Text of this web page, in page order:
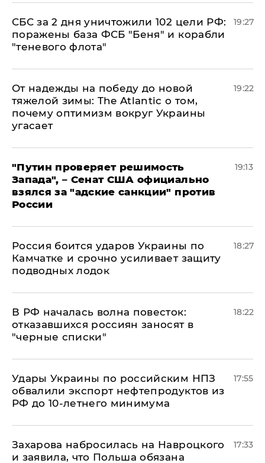
СБС за 2 дня уничтожили 102 цели РФ:
поражены база ФСБ "Беня" и корабли
"теневого флота"
19:27
От надежды на победу до новой
тяжелой зимы: The Atlantic о том,
почему оптимизм вокруг Украины
угасает
19:22
"Путин проверяет решимость
Запада", – Сенат США официально
взялся за "адские санкции" против
России
19:13
Россия боится ударов Украины по
Камчатке и срочно усиливает защиту
подводных лодок
18:27
​В РФ началась волна повесток:
отказавшихся россиян заносят в
"черные списки"
18:22
Удары Украины по российским НПЗ
обвалили экспорт нефтепродуктов из
РФ до 10-летнего минимума
17:55
​Захарова набросилась на Навроцкого
и заявила, что Польша обязана
17:33